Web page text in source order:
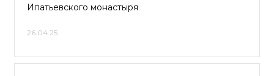
Ипатьевского монастыря
26.04.25